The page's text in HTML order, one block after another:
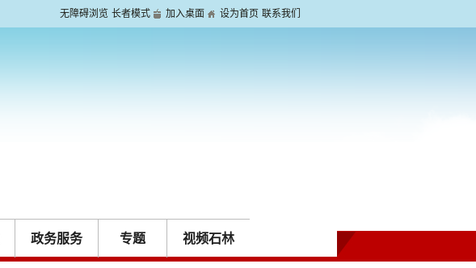
无障碍浏览 长者模式 加入桌面 设为首页 联系我们
政务服务 专题 视频石林